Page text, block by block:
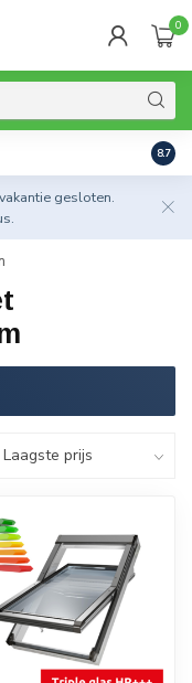
0
8.7
gesloten.